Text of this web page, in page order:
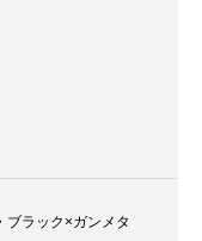
ブラック×ガンメタ